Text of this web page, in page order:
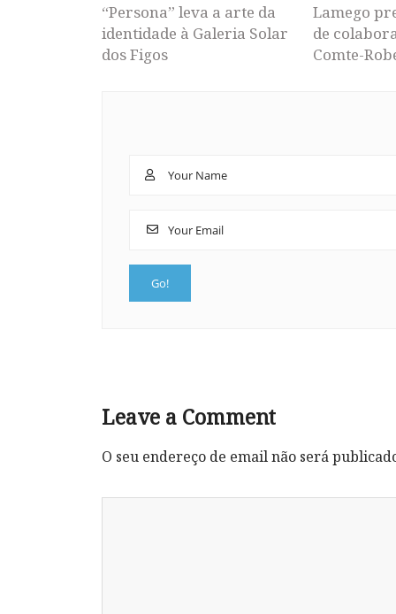
“Persona” leva a arte da
identidade à Galeria Solar
dos Figos
Lamego
de
Comte-
Leave a Comment
O seu endereço de email não será